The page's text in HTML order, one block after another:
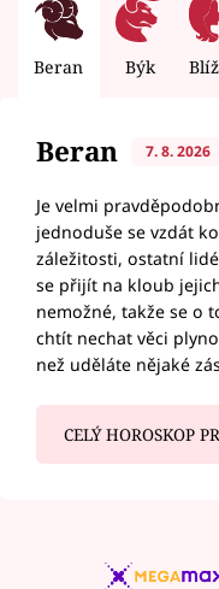
Beran Býk
Beran 7. 8. 2026
Je velmi
jednoduše se vzdát
záležitosti, ostatní
se přijít na kloub
nemožné, takže se o
chtít nechat věci
než uděláte nějaké
CELÝ HOROSKOP